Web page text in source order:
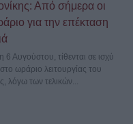
Από σήμερα οι
για την επέκταση
Αυγούστου, τίθενται σε ισχύ
ωράριο λειτουργίας του
λόγω των τελικών...